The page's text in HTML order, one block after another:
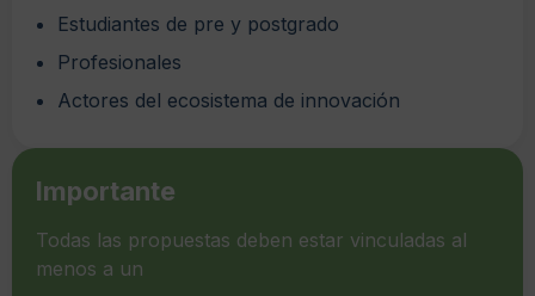
Estudiantes de pre y postgrado
Profesionales
Actores del ecosistema de innovación
Importante
Todas las propuestas deben estar vinculadas al
menos a un